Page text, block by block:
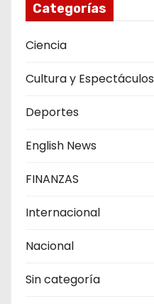
Categorías
Ciencia
Cultura y Espectáculos
Deportes
English News
FINANZAS
Internacional
Nacional
Sin categoría